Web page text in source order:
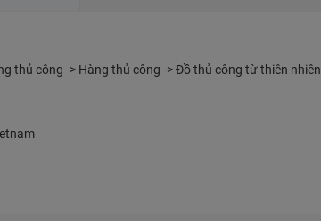
thủ công -> Hàng thủ công -> Đồ thủ công từ thiên nhiên